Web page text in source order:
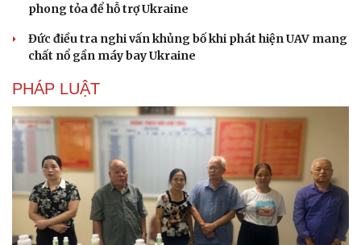
Du lịch
Tư vấn
Săn Tour
check-in
Podcast
Kể chuyện cho bé
Hạt giống tâm hồn
phong tỏa để hỗ trợ Ukraine
Đức điều tra nghi vấn khủng bố khi phát hiện UAV mang
chất nổ gần máy bay Ukraine
PHÁP LUẬT